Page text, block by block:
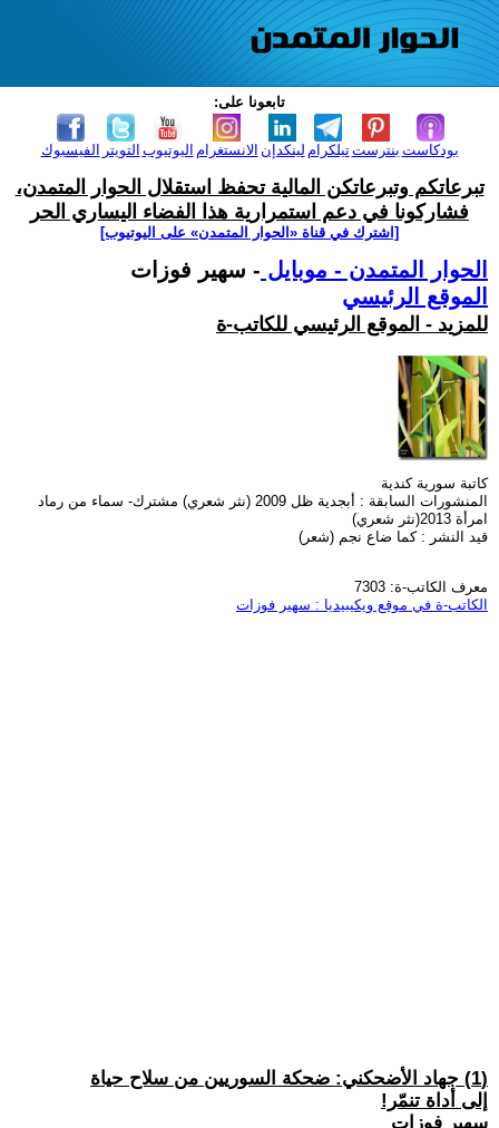
تابعونا على:
الفيسبوك التويتر اليوتيوب الانستغرام لينكدإن تيلكرامبنترست بودكاست
تبرعاتكم وتبرعاتكن المالية تحفظ استقلال الحوار المتمدن،
فشاركونا في دعم استمرارية هذا الفضاء اليساري الحر
[اشترك في قناة ‫«الحوار المتمدن» على اليوتيوب]
الحوار المتمدن - موبايل - سهير فوزات
الموقع الرئيسي
للمزيد - الموقع الرئيسي للكاتب-ة
كاتبة سورية كندية
المنشورات السابقة : أبجدية ظل 2009 (نثر شعري) مشترك- سماء من رماد
امرأة 2013(نثر شعري)
قيد النشر : كما ضاع نجم (شعر)
معرف الكاتب-ة: 7303
الكاتب-ة في موقع ويكيبيديا : سهير فوزات
(1) جهاد الأضحكني: ضحكة السوريين من سلاح حياة
إلى أداة تنمّر!
سهير فوزات